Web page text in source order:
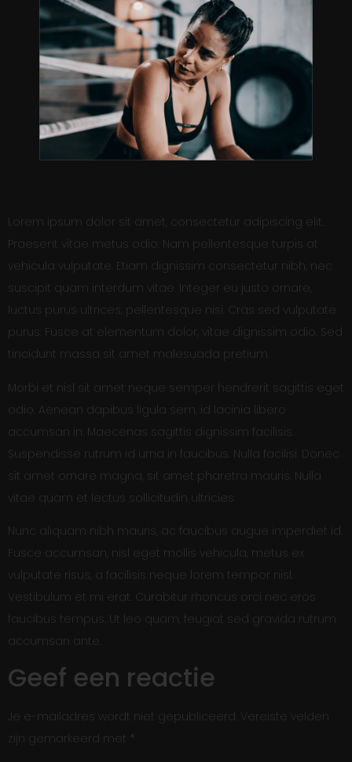
Lorem ipsum dolor sit amet, consectetur adipiscing elit.
Praesent vitae metus odio. Nam pellentesque turpis at
vehicula vulputate. Etiam dignissim consectetur nibh, nec
suscipit quam interdum vitae. Integer eu justo ornare,
luctus purus ultrices, pellentesque nisi. Cras sed vulputate
purus. Fusce at elementum dolor, vitae dignissim odio. Sed
tincidunt massa sit amet malesuada pretium.
Morbi et nisl sit amet neque semper hendrerit sagittis eget
odio. Aenean dapibus ligula sem, id lacinia libero
accumsan in. Maecenas sagittis dignissim facilisis.
Suspendisse rutrum id urna in faucibus. Nulla facilisi. Donec
sit amet ornare magna, sit amet pharetra mauris. Nulla
vitae quam et lectus sollicitudin ultricies
Nunc aliquam nibh mauris, ac faucibus augue imperdiet id.
Fusce accumsan, nisl eget mollis vehicula, metus ex
vulputate risus, a facilisis neque lorem tempor nisl.
Vestibulum et mi erat. Curabitur rhoncus orci nec eros
faucibus tempus. Ut leo quam, feugiat sed gravida rutrum
accumsan ante.
Geef een reactie
Je e-mailadres wordt niet gepubliceerd. Vereiste velden
zijn gemarkeerd met *